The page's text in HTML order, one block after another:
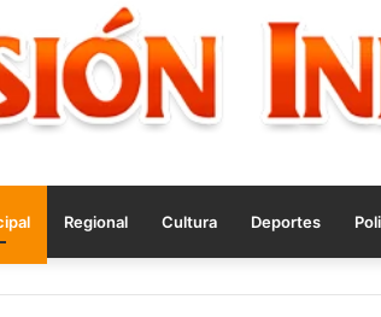
Regional Cultura Deportes